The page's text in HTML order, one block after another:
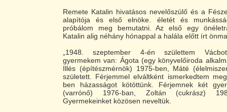
Remete Katalin hivatásos nevelőszülő és a
alapítója és első elnöke. életét és
próbálom meg bemutatni. Az első egy
Katalin alig néhány hónappal a halála előtt írt
„1948. szeptember 4-én születtem
gyermekem van: Ágota (egy könyvelőiroda
Illés (építészmérnök) 1975-ben, Máté
született. Férjemmel elváltként ismerkedtem
ben házasságot kötöttünk. Férjemnek két
(varrónő) 1976-ban, Zoltán (cukrász)
Gyermekeinket közösen neveltük.